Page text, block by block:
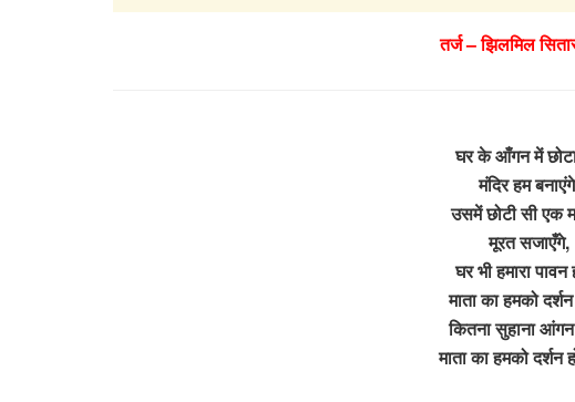
तर्ज – झिलमिल
घर के आँगन में
मंदिर हम
उसमें छोटी सी एक
मूरत सजाएँगे,
घर भी हमारा पावन
माता का हमको दर्शन
कितना सुहाना आंगन
माता का हमको दर्शन